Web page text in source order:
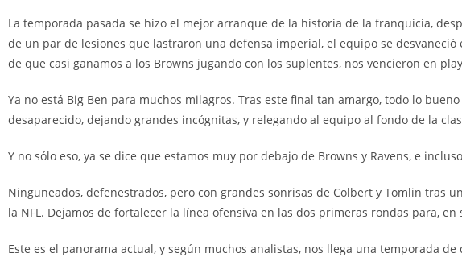
La temporada pasada se hizo el mejor arranque de la historia de la franquicia,
de un par de lesiones que lastraron una defensa imperial, el equipo se
de que casi ganamos a los Browns jugando con los suplentes, nos vencieron en
Ya no está Big Ben para muchos milagros. Tras este final tan amargo, todo lo
desaparecido, dejando grandes incógnitas, y relegando al equipo al fondo de la
Y no sólo eso, ya se dice que estamos muy por debajo de Browns y Ravens, e
Ninguneados, defenestrados, pero con grandes sonrisas de Colbert y Tomlin
la NFL. Dejamos de fortalecer la línea ofensiva en las dos primeras rondas para,
Este es el panorama actual, y según muchos analistas, nos llega una temporada